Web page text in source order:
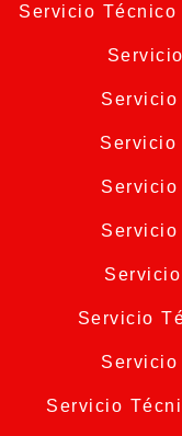
Servicio
Servicio
Servicio
Servicio
Servicio
Servicio
Servicio